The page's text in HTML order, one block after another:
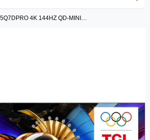
Facebook İle Bağlan
TCL 75Q7DPRO 4K 144HZ QD-MINILED GTV